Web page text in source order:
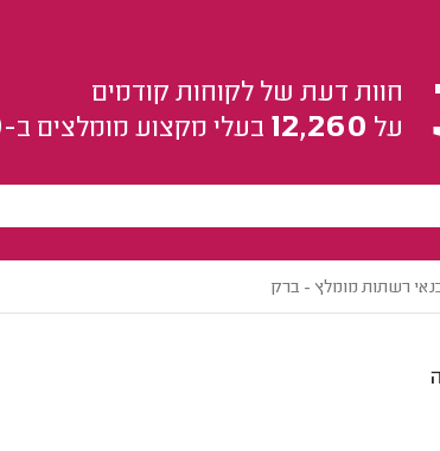
חוות דעת של לקוחות קודמים
על 12,260 בעלי מקצוע מומלצים ב-
רשתות מומלץ - ברק